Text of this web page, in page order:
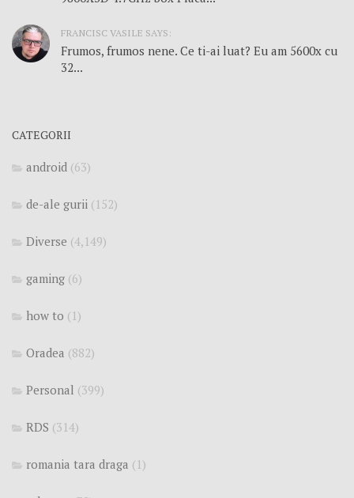
FRANCISC VASILE SAYS:
Frumos, frumos nene. Ce ti-ai luat? Eu am 5600x cu
32...
CATEGORII
android (63)
de-ale gurii (152)
Diverse (4,149)
gaming (6)
how to (1)
Oradea (882)
Personal (399)
RDS (314)
romania tara draga (1)